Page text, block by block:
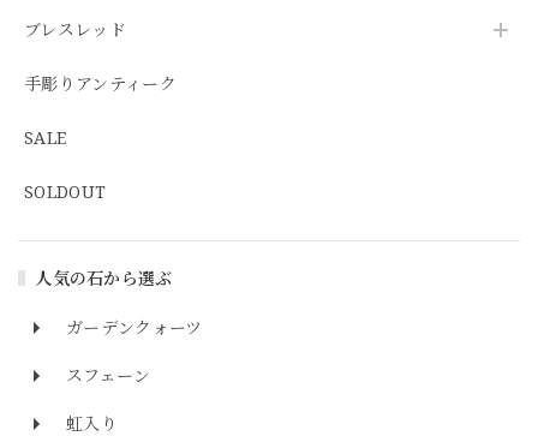
ブレスレッド
手彫りアンティーク
SALE
SOLDOUT
人気の石から選ぶ
ガーデンクォーツ
スフェーン
虹入り